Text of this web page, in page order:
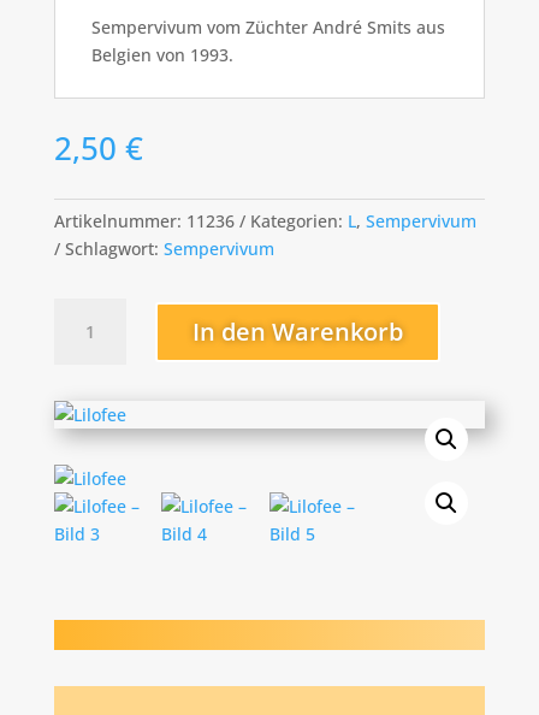
Sempervivum vom Züchter André Smits aus
Belgien von 1993.
2,50 €
Artikelnummer: 11236 Kategorien: L, Sempervivum
Schlagwort: Sempervivum
Menge
In den Warenkorb